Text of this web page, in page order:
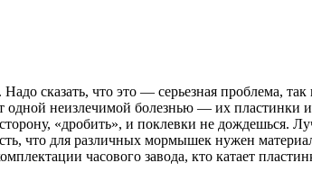
сказать, что это — серьезная проблема,
неизлечимой болезнью — их пластинки
«дробить», и поклевки не дождешься.
что для различных мормышек нужен
часового завода, кто катает